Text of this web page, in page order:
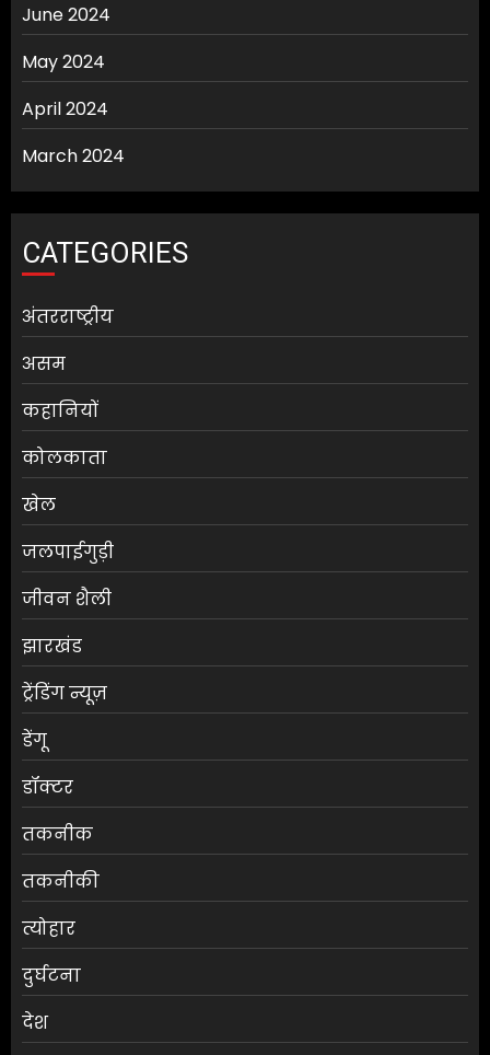
June 2024
May 2024
April 2024
March 2024
CATEGORIES
अंतरराष्ट्रीय
असम
कहानियों
कोलकाता
खेल
जलपाईगुड़ी
जीवन शैली
झारखंड
ट्रेंडिंग न्यूज़
डेंगू
डॉक्टर
तकनीक
तकनीकी
त्योहार
दुर्घटना
देश